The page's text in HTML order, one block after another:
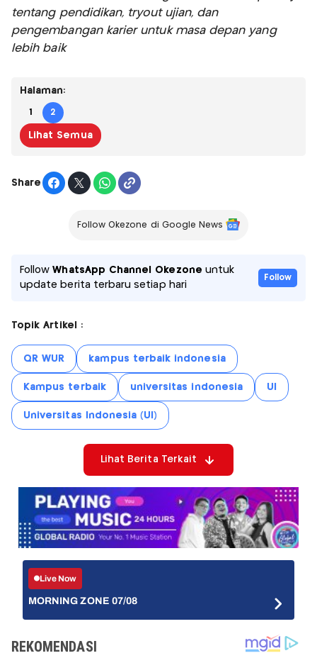
tentang pendidikan, tryout ujian, dan
pengembangan karier untuk masa depan yang
lebih baik
Halaman:
1 2
Lihat Semua
Share
Follow Okezone di Google News
FollowWhatsApp Channel Okezone untuk
update berita terbaru setiap hari
Follow
Topik Artikel :
QR WUR kampus terbaik indonesia
Kampus terbaik universitas indonesia UI
Universitas Indonesia (UI)
Lihat Berita Terkait
Live Now
MORNING ZONE 07/08